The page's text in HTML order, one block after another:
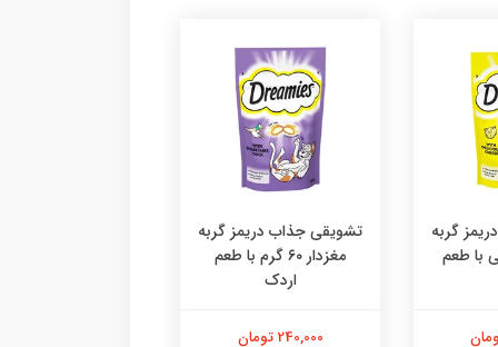
گربه
گرمی با طعم
تشویقی جذاب دریمز گربه
مغزدار ۶۰ گرم با طعم
اردک
240,000 تومان